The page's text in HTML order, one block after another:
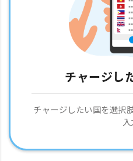
チャージし
チャージしたい国を選択